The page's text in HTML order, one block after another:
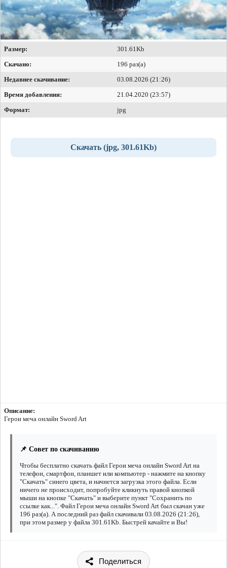
Размер:
301.61Kb
Скачано:
196 раз(а)
Недавнее скачивание:
03.08.2026 (21:26)
Время добавления:
21.04.2020 (23:57)
Формат:
jpg
Скачать (jpg, 301.61Kb)
Описание:
Герои меча онлайн Sword Art
📌 Совет по скачиванию
Чтобы бесплатно скачать файл Герои меча онлайн Sword Art на
телефон, смартфон, планшет или компьютер - нажмите на кнопку
"Скачать" синего цвета, и начнется загрузка этого файла. Если
ничего не происходит, попробуйте кликнуть правой кнопкой
мыши на кнопке "Скачать" и выберите пункт "Сохранить по
ссылке как...". Файл Герои меча онлайн Sword Art был скачан уже
196 раз(а). А последний раз файл скачивали 03.08.2026 (21:26),
при этом размер у файла 301.61Kb. Быстрей качайте и Вы!
Поделиться